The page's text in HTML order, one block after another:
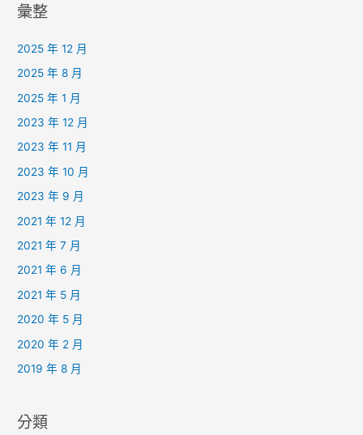
彙整
2025 年 12 月
2025 年 8 月
2025 年 1 月
2023 年 12 月
2023 年 11 月
2023 年 10 月
2023 年 9 月
2021 年 12 月
2021 年 7 月
2021 年 6 月
2021 年 5 月
2020 年 5 月
2020 年 2 月
2019 年 8 月
分類